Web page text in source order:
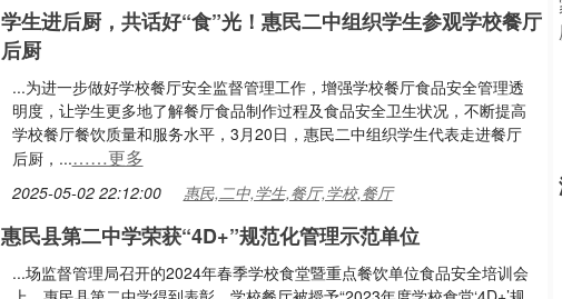
学生进后厨，共话好“食”光！惠民二中组织学生参观学校餐厅
后厨
...为进一步做好学校餐厅安全监督管理工作，增强学校餐厅食品安全管理透
明度，让学生更多地了解餐厅食品制作过程及食品安全卫生状况，不断提高
学校餐厅餐饮质量和服务水平，3月20日，惠民二中组织学生代表走进餐厅
后厨，...……更多
2025-05-02 22:12:00 惠民,二中,学生,餐厅,学校,餐厅
惠民县第二中学荣获“4D+”规范化管理示范单位
...场监督管理局召开的2024年春季学校食堂暨重点餐饮单位食品安全培训会